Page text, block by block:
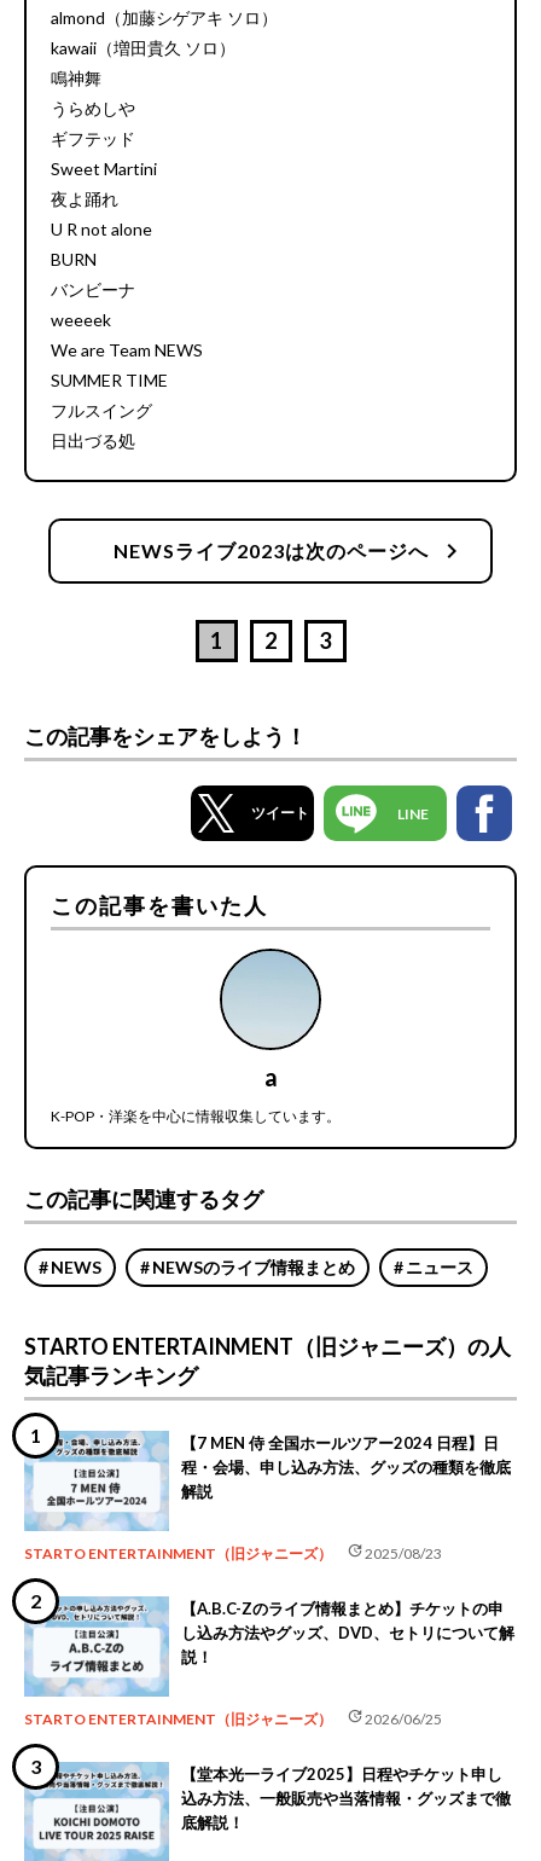
almond（加藤シゲアキ ソロ）
kawaii（増田貴久 ソロ）
鳴神舞
うらめしや
ギフテッド
Sweet Martini
夜よ踊れ
U R not alone
BURN
バンビーナ
weeeek
We are Team NEWS
SUMMER TIME
フルスイング
日出づる処
NEWSライブ2023は次のページへ chevron_right
1 2 3
この記事をシェアをしよう！
ツイート LINE
この記事を書いた人
a
K-POP・洋楽を中心に情報収集しています。
この記事に関連するタグ
NEWS NEWSのライブ情報まとめ ニュース
STARTO ENTERTAINMENT（旧ジャニーズ）の人
気記事ランキング
【7 MEN 侍 全国ホールツアー2024 日程】日
程・会場、申し込み方法、グッズの種類を徹底
解説
STARTO ENTERTAINMENT（旧ジャニーズ） update2025/08/23
【A.B.C-Zのライブ情報まとめ】チケットの申
し込み方法やグッズ、DVD、セトリについて解
説！
STARTO ENTERTAINMENT（旧ジャニーズ） update2026/06/25
【堂本光一ライブ2025】日程やチケット申し
込み方法、一般販売や当落情報・グッズまで徹
底解説！